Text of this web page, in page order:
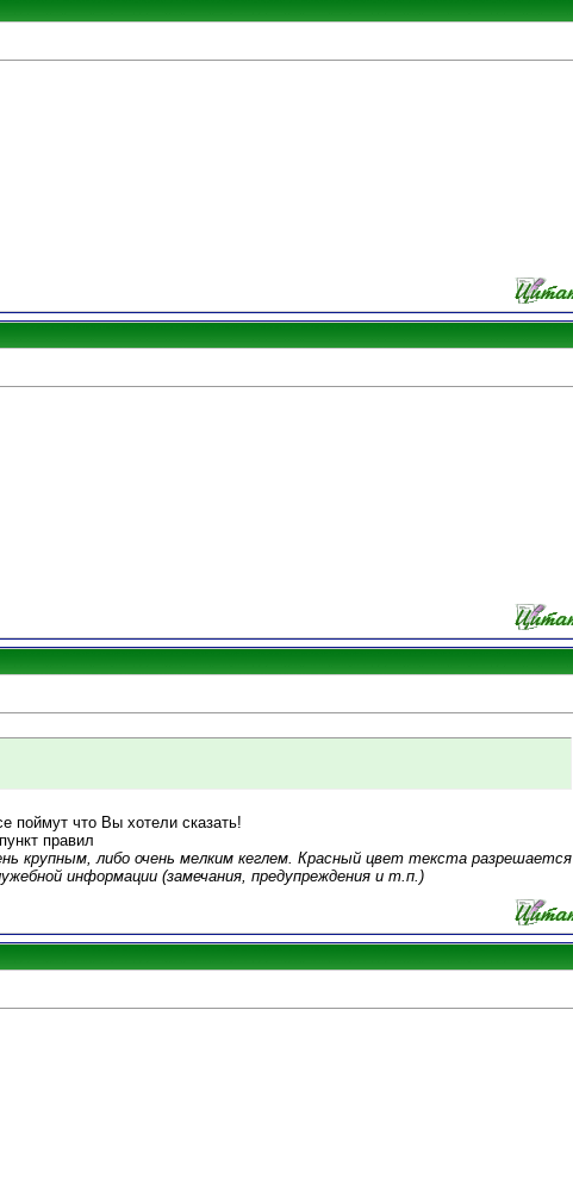
поймут что Вы хотели сказать!
правил
крупным, либо очень мелким кеглем. Красный цвет текста разрешается
информации (замечания, предупреждения и т.п.)